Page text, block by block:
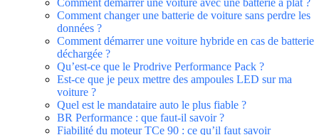
Comment changer une batterie de voiture sans perdre les
données ?
Comment démarrer une voiture hybride en cas de batterie
déchargée ?
Qu’est-ce que le Prodrive Performance Pack ?
Est-ce que je peux mettre des ampoules LED sur ma
voiture ?
Quel est le mandataire auto le plus fiable ?
BR Performance : que faut-il savoir ?
Fiabilité du moteur TCe 90 : ce qu’il faut savoir